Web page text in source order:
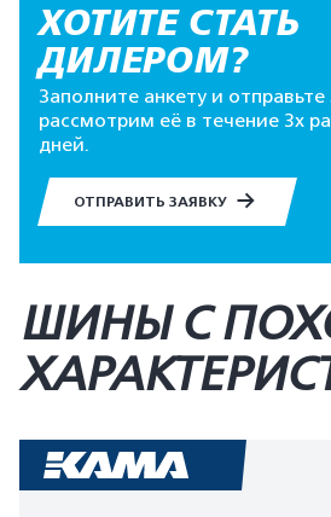
ХОТИТЕ СТАТЬ
ДИЛЕРОМ?
Заполните анкету и
рассмотрим её в течение 3х
дней.
ОТПРАВИТЬ ЗАЯВКУ
ШИНЫ С